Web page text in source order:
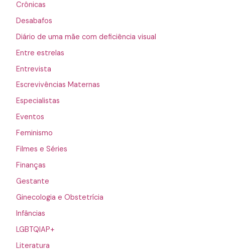
Crônicas
Desabafos
Diário de uma mãe com deficiência visual
Entre estrelas
Entrevista
Escrevivências Maternas
Especialistas
Eventos
Feminismo
Filmes e Séries
Finanças
Gestante
Ginecologia e Obstetrícia
Infâncias
LGBTQIAP+
Literatura